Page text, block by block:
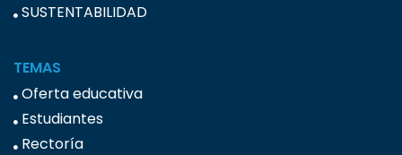
SUSTENTABILIDAD
TEMAS
Oferta educativa
Estudiantes
Rectoría